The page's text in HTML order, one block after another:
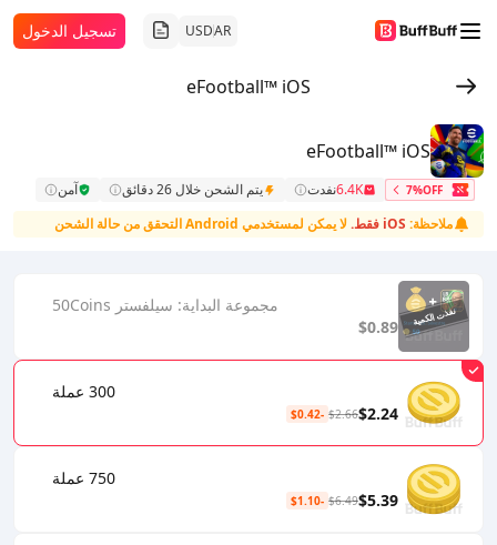
AR
USD تسجيل الدخول
eFootball™ iOS
eFootball™ iOS
7%OFF
6.4Kنفدت يتم الشحن خلال 26 دقائق
آمن
ملاحظة: iOS فقط. لا يمكن لمستخدمي Android التحقق من حالة الشحن
مجموعة البداية: سيلفستر 50Coins
$0.89
300 عملة
$2.24
$2.66
-$0.42
750 عملة
$5.39
$6.49
-$1.10